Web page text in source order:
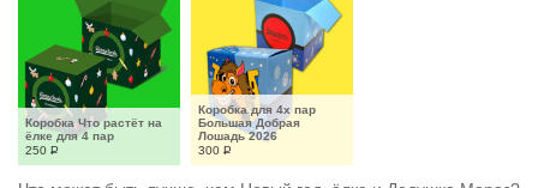
Коробка Что растёт на
ёлке для 4 пар
250 Р
Коробка для 4х пар
Большая Добрая
Лошадь 2026
300 Р